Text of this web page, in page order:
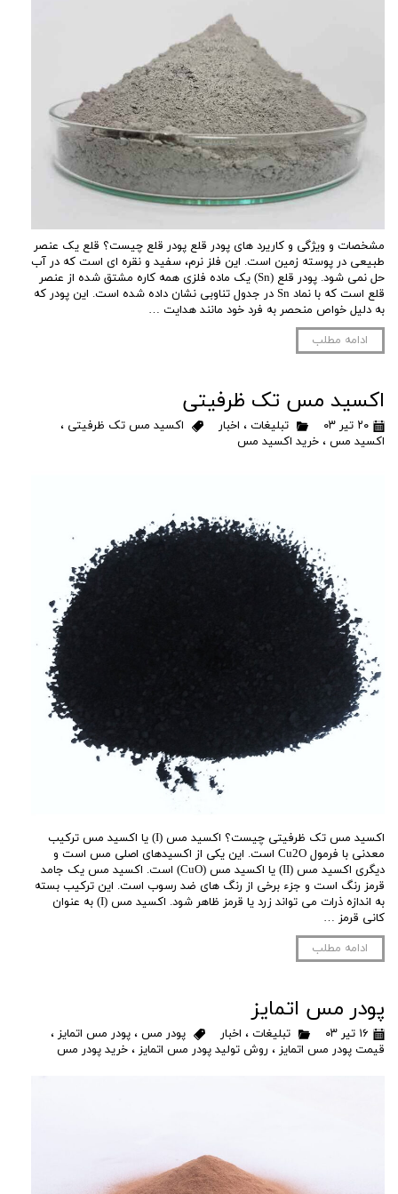
مشخصات و ویژگی و کاریرد های پودر قلع پودر قلع چیست؟ قلع یک عنصر
طبیعی در پوسته زمین است. این فلز نرم، سفید و نقره ای است که در آب
حل نمی شود. پودر قلع (Sn) یک ماده فلزی همه کاره مشتق شده از عنصر
قلع است که با نماد Sn در جدول تناوبی نشان داده شده است. این پودر که
به دلیل خواص منحصر به فرد خود مانند هدایت …
ادامه مطلب
اکسید مس تک ظرفیتی
۲۰ تیر ۰۳ تبلیغات ، اخبار اکسید مس تک ظرفیتی ،
اکسید مس ، خرید اکسید مس
اکسید مس تک ظرفیتی چیست؟ اکسید مس (I) یا اکسید مس ترکیب
معدنی با فرمول Cu2O است. این یکی از اکسیدهای اصلی مس است و
دیگری اکسید مس (II) یا اکسید مس (CuO) است. اکسید مس یک جامد
قرمز رنگ است و جزء برخی از رنگ های ضد رسوب است. این ترکیب بسته
به اندازه ذرات می تواند زرد یا قرمز ظاهر شود. اکسید مس (I) به عنوان
کانی قرمز …
ادامه مطلب
پودر مس اتمایز
۱۶ تیر ۰۳ تبلیغات ، اخبار پودر مس ، پودر مس اتمایز ،
قیمت پودر مس اتمایز ، روش تولید پودر مس اتمایز ، خرید پودر مس